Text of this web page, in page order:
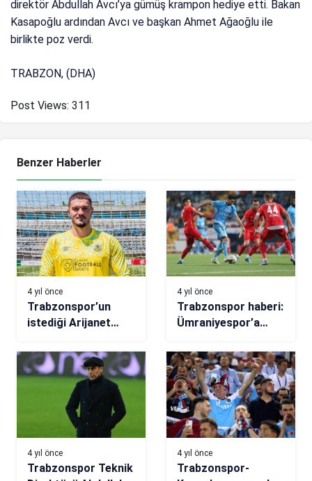
direktör Abdullah Avcı’ya gümüş krampon hediye etti. Bakan
Kasapoğlu ardından Avcı ve başkan Ahmet Ağaoğlu ile
birlikte poz verdi.
TRABZON, (DHA)
Post Views: 311
Benzer Haberler
4 yıl önce
Trabzonspor’un
istediği Arijanet
4 yıl önce
Trabzonspor haberi:
Ümraniyespor’a
4 yıl önce
Trabzonspor Teknik
4 yıl önce
Trabzonspor-